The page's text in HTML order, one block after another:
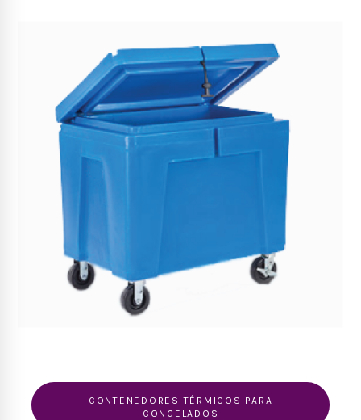
CONTENEDORES TÉRMICOS PARA
CONGELADOS